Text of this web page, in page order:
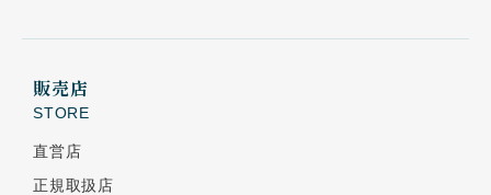
販売店
STORE
直営店
正規取扱店